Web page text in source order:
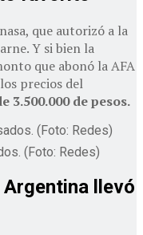
que autorizó a la
Y si bien la
que abonó la AFA
precios del
3.500.000 de pesos.
(Foto: Redes)
llevó